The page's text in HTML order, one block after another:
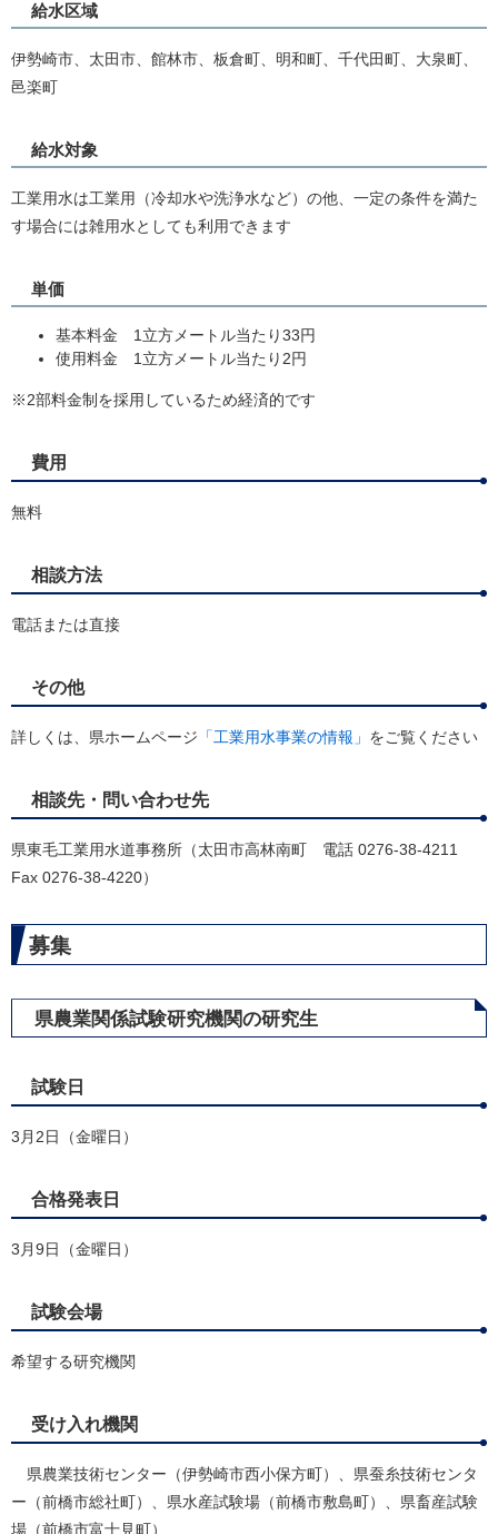
給水区域
伊勢崎市、太田市、館林市、板倉町、明和町、千代田町、大泉町、
邑楽町
給水対象
工業用水は工業用（冷却水や洗浄水など）の他、一定の条件を満た
す場合には雑用水としても利用できます
単価
基本料金 1立方メートル当たり33円
使用料金 1立方メートル当たり2円
※2部料金制を採用しているため経済的です
費用
無料
相談方法
電話または直接
その他
詳しくは、県ホームページ 「工業用水事業の情報」 をご覧ください
相談先・問い合わせ先
県東毛工業用水道事務所（太田市高林南町 電話 0276-38-4211
Fax 0276-38-4220）
募集
県農業関係試験研究機関の研究生
試験日
3月2日（金曜日）
合格発表日
3月9日（金曜日）
試験会場
希望する研究機関
受け入れ機関
県農業技術センター（伊勢崎市西小保方町）、県蚕糸技術センタ
ー（前橋市総社町）、県水産試験場（前橋市敷島町）、県畜産試験
場（前橋市富士見町）